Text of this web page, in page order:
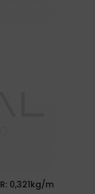
0,321kg/m